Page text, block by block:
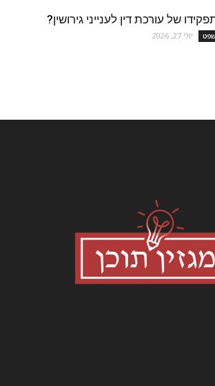
של עורכת דין לענייני גירושין?
יולי 27, 2026